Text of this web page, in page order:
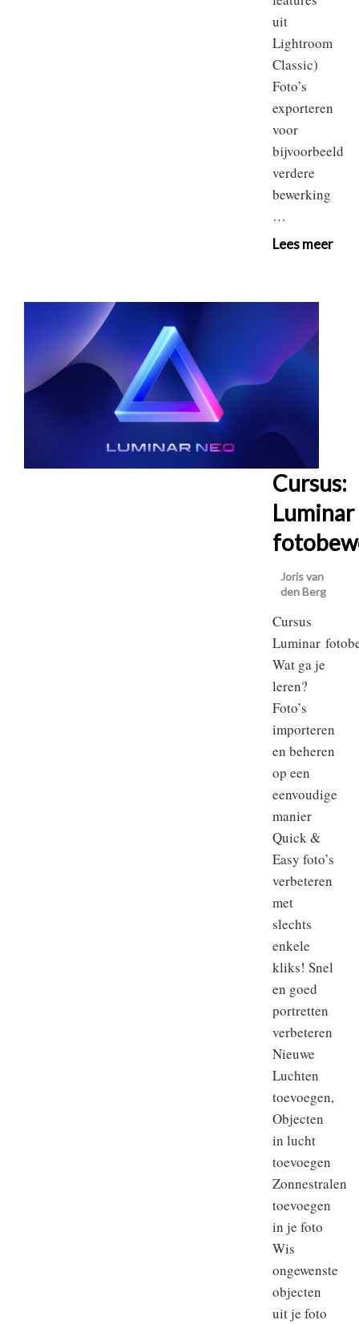
uit
Lightroom
Classic)
Foto’s
exporteren
voor
bijvoorbeeld
verdere
bewerking
…
Lees meer
Cursus:
Luminar
Joris van
den Berg
Cursus
Luminar
Wat ga je
leren?
Foto’s
importeren
en beheren
op een
eenvoudige
manier
Quick &
Easy foto’s
verbeteren
met
slechts
enkele
kliks! Snel
en goed
portretten
verbeteren
Nieuwe
Luchten
toevoegen,
Objecten
in lucht
toevoegen
Zonnestralen
toevoegen
in je foto
Wis
ongewenste
objecten
uit je foto